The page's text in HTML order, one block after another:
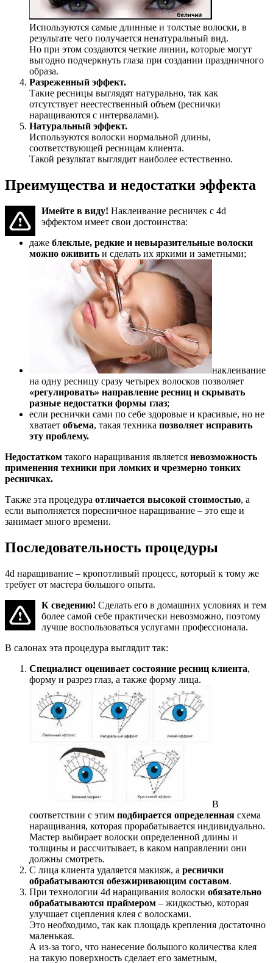
Используются самые длинные и толстые волоски, в
результате чего получается ненатуральный вид.
Но при этом создаются четкие линии, которые могут
выгодно подчеркнуть глаза при создании праздничного
образа.
Разреженный эффект.
Такие ресницы выглядят натурально, так как
отсутствует неестественный объем (реснички
наращиваются с интервалами).
Натуральный эффект.
Используются волоски нормальной длины,
соответствующей ресницам клиента.
Такой результат выглядит наиболее естественно.
Преимущества и недостатки эффекта
Имейте в виду! Наклеивание ресничек с 4d
эффектом имеет свои достоинства:
даже блеклые, редкие и невыразительные волоски
можно оживить и сделать их яркими и заметными;
наклеивание
на одну ресницу сразу четырех волосков позволяет
«регулировать» направление ресниц и скрывать
разные недостатки формы глаз;
если реснички сами по себе здоровые и красивые, но не
хватает объема, такая техника позволяет исправить
эту проблему.
Недостатком такого наращивания является невозможность
применения техники при ломких и чрезмерно тонких
ресничках.
Также эта процедура отличается высокой стоимостью, а
если выполняется поресничное наращивание – это еще и
занимает много времени.
Последовательность процедуры
4d наращивание – кропотливый процесс, который к тому же
требует от мастера большого опыта.
К сведению! Сделать его в домашних условиях и тем
более самой себе практически невозможно, поэтому
лучше воспользоваться услугами профессионала.
В салонах эта процедура выглядит так:
Специалист оценивает состояние ресниц клиента,
форму и разрез глаз, а также форму лица.
В
соответствии с этим подбирается определенная схема
наращивания, которая прорабатывается индивидуально.
Мастер выбирает волоски определенной длины и
толщины и рассчитывает, в каком направлении они
должны смотреть.
С лица клиента удаляется макияж, а реснички
обрабатываются обезжиривающим составом.
При технологии 4d наращивания волоски обязательно
обрабатываются праймером – жидкостью, которая
улучшает сцепления клея с волосками.
Это необходимо, так как площадь крепления достаточно
маленькая.
А из-за того, что нанесение большого количества клея
на такую поверхность сделает его заметным,